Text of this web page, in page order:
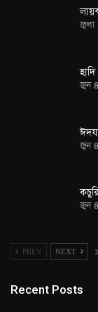
জুন
জুন
জুন
PREV NEXT
Recent Posts